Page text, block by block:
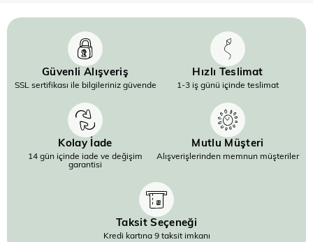
Güvenli Alışveriş
SSL sertifikası ile bilgileriniz güvende
Hızlı Teslimat
1-3 iş günü içinde teslimat
Kolay İade
14 gün içinde iade ve değişim
garantisi
Mutlu Müşteri
Alışverişlerinden memnun müşteriler
Taksit Seçeneği
Kredi kartına 9 taksit imkanı